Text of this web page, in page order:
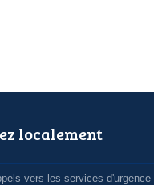
localement
vers les services d'urgence